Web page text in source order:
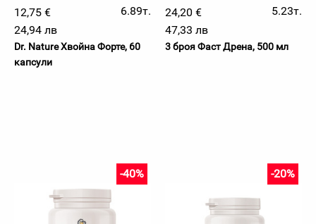
12,75 €
6.89т.
24,94 лв
Dr. Nature Хвойна Форте, 60
капсули
24,20 €
5.23т.
47,33 лв
3 броя Фаст Дрена, 500 мл
-40% -20%